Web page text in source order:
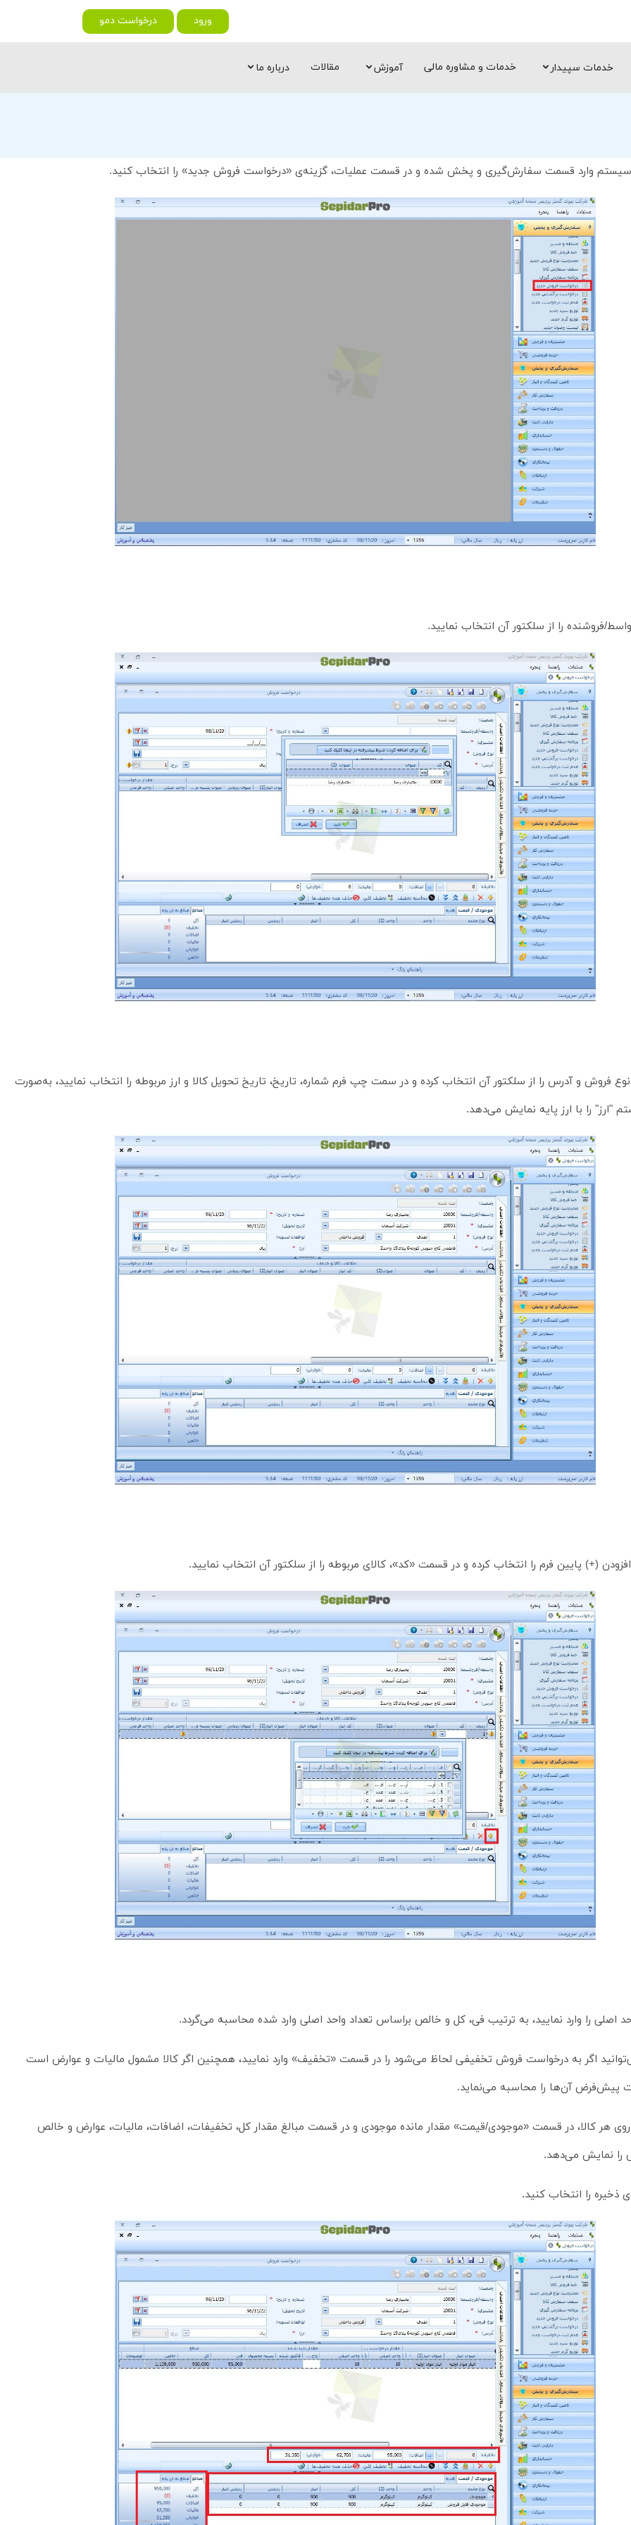
ورود درخواست دمو
خدمات سپیدار خدمات و مشاوره مالی آموزش مقالات درباره ما
سیستم وارد قسمت سفارش‌گیری و پخش شده و در قسمت عملیات، گزینه‌ی «درخواست فروش جدید» را انتخاب کنید.
فروشنده را از سلکتور آن انتخاب نمایید.
فروش و آدرس را از سلکتور آن انتخاب کرده و در سمت چپ فرم شماره، تاریخ، تاریخ تحویل کالا و ارز مربوطه را انتخاب نمایید، به‌صورت
را با ارز پایه نمایش می‌دهد.
(+) پایین فرم را انتخاب کرده و در قسمت «کد»، کالای مربوطه را از سلکتور آن انتخاب نمایید.
اصلی را وارد نمایید، به ترتیب فی، کل و خالص براساس تعداد واحد اصلی وارد شده محاسبه می‌گردد.
اگر به درخواست فروش تخفیفی لحاظ می‌شود را در قسمت «تخفیف» وارد نمایید، همچنین اگر کالا مشمول مالیات و عوارض است
پیش‌فرض آن‌ها را محاسبه می‌نماید.
روی هر کالا، در قسمت «موجودی/قیمت» مقدار مانده موجودی و در قسمت مبالغ مقدار کل، تخفیفات، اضافات، مالیات، عوارض و خالص
را نمایش می‌دهد.
ذخیره را انتخاب کنید.